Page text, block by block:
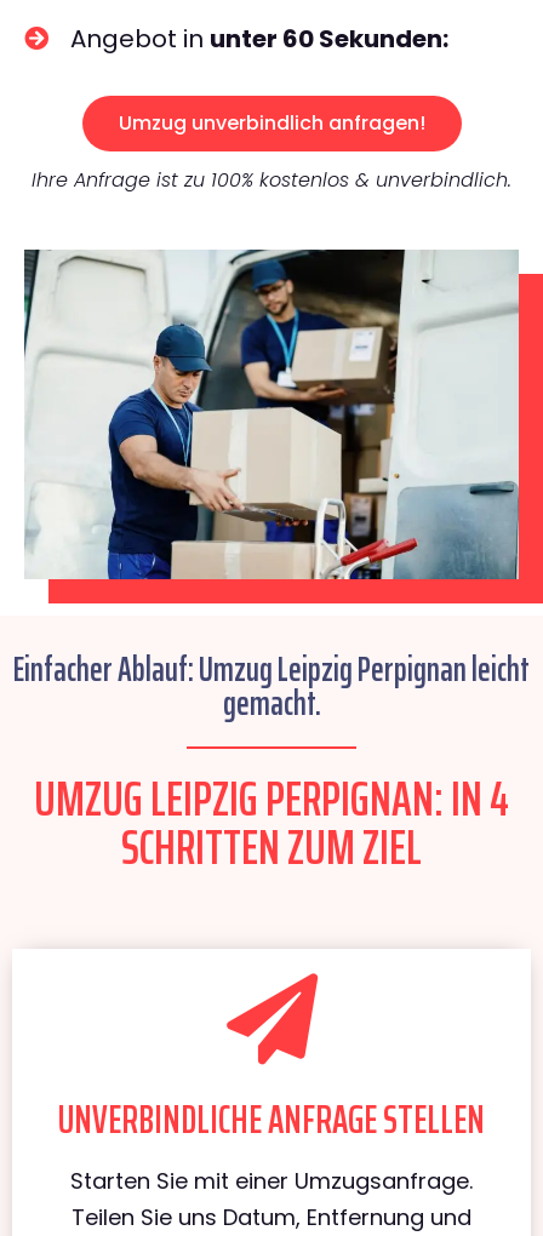
Angebot in unter 60 Sekunden:
Umzug unverbindlich anfragen!
Ihre Anfrage ist zu 100% kostenlos & unverbindlich.
Einfacher Ablauf: Umzug Leipzig Perpignan leicht
gemacht.
UMZUG LEIPZIG PERPIGNAN: IN 4
SCHRITTEN ZUM ZIEL
UNVERBINDLICHE ANFRAGE STELLEN
Starten Sie mit einer Umzugsanfrage.
Teilen Sie uns Datum, Entfernung und